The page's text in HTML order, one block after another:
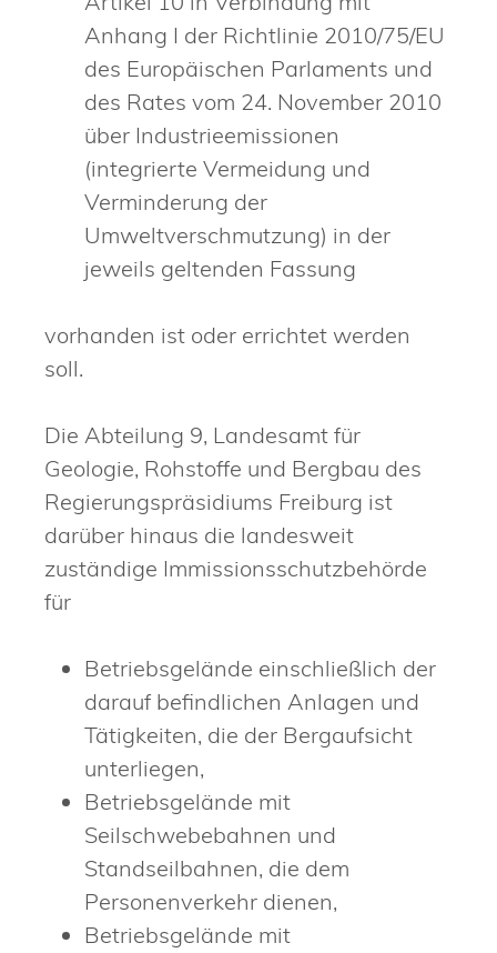
Anhang I der Richtlinie 2010/75/EU
des Europäischen Parlaments und
des Rates vom 24. November 2010
über Industrieemissionen
(integrierte Vermeidung und
Verminderung der
Umweltverschmutzung) in der
jeweils geltenden Fassung
vorhanden ist oder errichtet werden
soll.
Die Abteilung 9, Landesamt für
Geologie, Rohstoffe und Bergbau des
Regierungspräsidiums Freiburg ist
darüber hinaus die landesweit
zuständige Immissionsschutzbehörde
für
Betriebsgelände einschließlich der
darauf befindlichen Anlagen und
Tätigkeiten, die der Bergaufsicht
unterliegen,
Betriebsgelände mit
Seilschwebebahnen und
Standseilbahnen, die dem
Personenverkehr dienen,
Betriebsgelände mit